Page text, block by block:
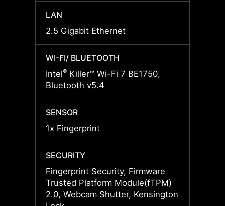
LAN
2.5 Gigabit Ethernet
WI-FI/ BLUETOOTH
Intel® Killer™ Wi-Fi 7 BE1750,
Bluetooth v5.4
SENSOR
1x Fingerprint
SECURITY
Fingerprint Security, Firmware
Trusted Platform Module(fTPM)
2.0, Webcam Shutter, Kensington